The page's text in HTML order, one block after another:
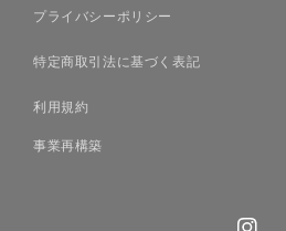
プライバシーポリシー
特定商取引法に基づく表記
利用規約
事業再構築